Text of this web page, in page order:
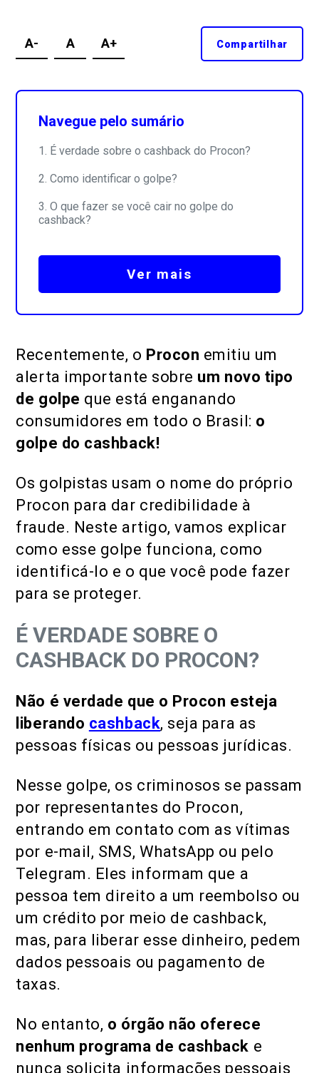
Recentemente, o Procon emitiu um
alerta importante sobre um novo tipo
de golpe que está enganando
consumidores em todo o Brasil: o
golpe do cashback!
Os golpistas usam o nome do próprio
Procon para dar credibilidade à
fraude. Neste artigo, vamos explicar
como esse golpe funciona, como
identificá-lo e o que você pode fazer
para se proteger.
É VERDADE SOBRE O
CASHBACK DO PROCON?
Não é verdade que o Procon esteja
liberando cashback, seja para as
pessoas físicas ou pessoas jurídicas.
Nesse golpe, os criminosos se passam
por representantes do Procon,
entrando em contato com as vítimas
por e-mail, SMS, WhatsApp ou pelo
Telegram. Eles informam que a
pessoa tem direito a um reembolso ou
um crédito por meio de cashback,
mas, para liberar esse dinheiro, pedem
dados pessoais ou pagamento de
taxas.
No entanto, o órgão não oferece
nenhum programa de cashback e
nunca solicita informações pessoais
A- A A+ Compartilhar
Navegue pelo sumário
É verdade sobre o cashback do Procon?
Como identificar o golpe?
O que fazer se você cair no golpe do
cashback?
Ver mais